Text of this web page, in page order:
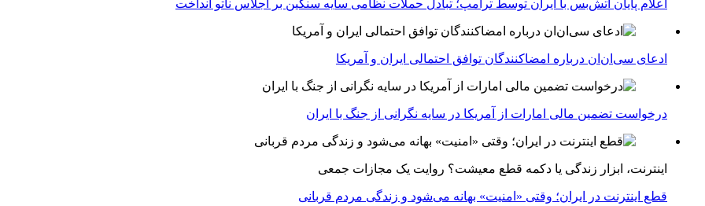
اعلام پایان آتش‌بس با ایران توسط ترامپ؛ تبادل حملات نظامی سایه سنگین بر اجلاس ناتو انداخت
ادعای سی‌ان‌ان درباره امضاکنندگان توافق احتمالی ایران و آمریکا
درخواست تضمین مالی امارات از آمریکا در سایه نگرانی از جنگ با ایران
اینترنت، ابزار زندگی یا دکمه قطع معیشت؟ روایت یک مجازات جمعی
قطع اینترنت در ایران؛ وقتی «امنیت» بهانه می‌شود و زندگی مردم قربانی